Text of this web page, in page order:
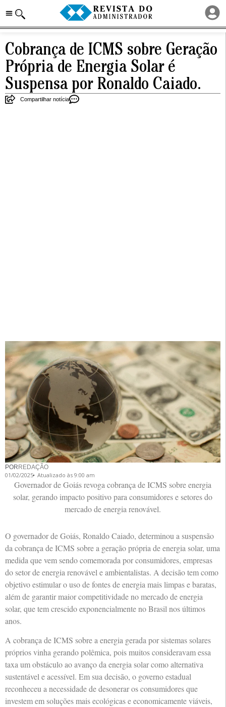
Cobrança de ICMS sobre Geração
Própria de Energia Solar é
Suspensa por Ronaldo Caiado.
Compartilhar notícia
POR REDAÇÃO
01/02/2025 Atualizado às 9:00 am
Governador de Goiás revoga cobrança de ICMS sobre energia
solar, gerando impacto positivo para consumidores e setores do
mercado de energia renovável.
O governador de Goiás, Ronaldo Caiado, determinou a suspensão
da cobrança de ICMS sobre a geração própria de energia solar, uma
medida que vem sendo comemorada por consumidores, empresas
do setor de energia renovável e ambientalistas. A decisão tem como
objetivo estimular o uso de fontes de energia mais limpas e baratas,
além de garantir maior competitividade no mercado de energia
solar, que tem crescido exponencialmente no Brasil nos últimos
anos.
A cobrança de ICMS sobre a energia gerada por sistemas solares
próprios vinha gerando polêmica, pois muitos consideravam essa
taxa um obstáculo ao avanço da energia solar como alternativa
sustentável e acessível. Em sua decisão, o governo estadual
reconheceu a necessidade de desonerar os consumidores que
investem em soluções mais ecológicas e economicamente viáveis,